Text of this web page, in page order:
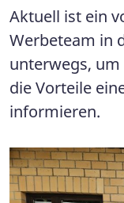
Aktuell ist ein
Werbeteam in
unterwegs,
die Vorteile
informieren.